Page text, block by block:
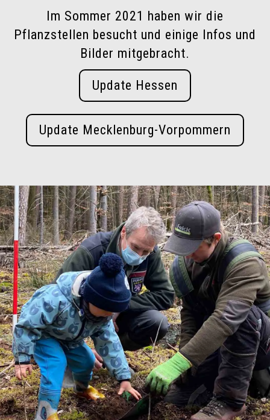
Im Sommer 2021 haben wir die
Pflanzstellen besucht und einige Infos und
Bilder mitgebracht.
Update Hessen
Update Mecklenburg-Vorpommern